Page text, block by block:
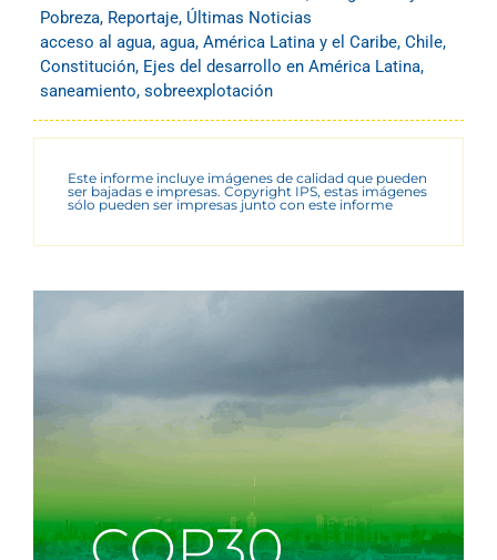
Pobreza, Reportaje, Últimas Noticias
acceso al agua, agua, América Latina y el Caribe, Chile,
Constitución, Ejes del desarrollo en América Latina,
saneamiento, sobreexplotación
Este informe incluye imágenes de calidad que pueden
ser bajadas e impresas. Copyright IPS, estas imágenes
sólo pueden ser impresas junto con este informe